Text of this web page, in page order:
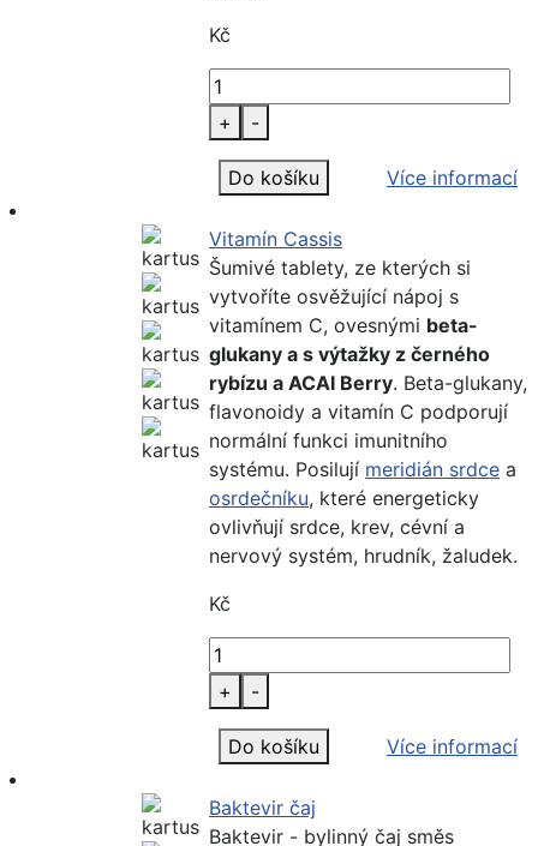
Kč
+ -
Do košíku Více informací
Vitamín Cassis
Šumivé tablety, ze kterých si
vytvoříte osvěžující nápoj s
vitamínem C, ovesnými beta-
glukany a s výtažky z černého
rybízu a ACAI Berry. Beta-glukany,
flavonoidy a vitamín C podporují
normální funkci imunitního
systému. Posilují meridián srdce a
osrdečníku, které energeticky
ovlivňují srdce, krev, cévní a
nervový systém, hrudník, žaludek.
Kč
+ -
Do košíku Více informací
Baktevir čaj
Baktevir - bylinný čaj směs